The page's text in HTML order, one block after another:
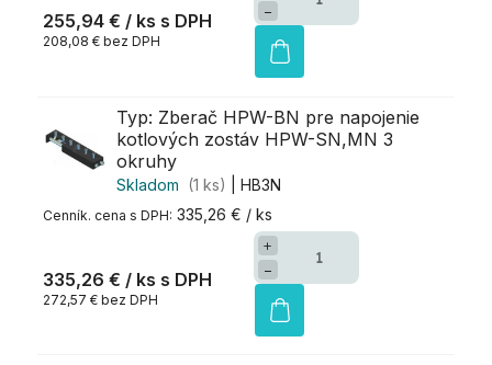
255,94 € / ks
208,08 € bez DPH
−
Typ: Zberač HPW-BN pre napojenie
kotlových zostáv HPW-SN,MN 3
okruhy
Skladom (1 ks)
| HB3N
335,26 € / ks
335,26 € / ks
272,57 € bez DPH
+
−